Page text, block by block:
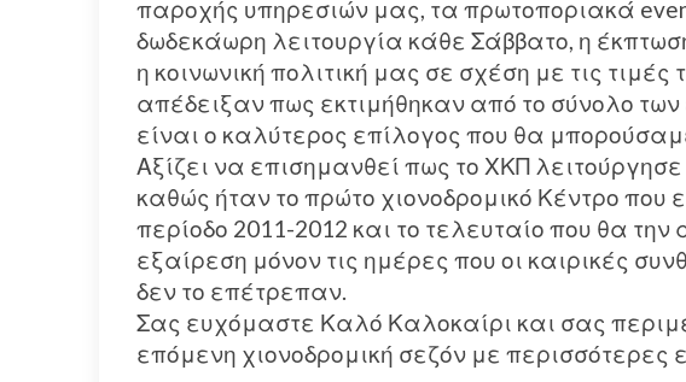
παροχής υπηρεσιών μας, τα πρωτοποριακά
δωδεκάωρη λειτουργία κάθε Σάββατο, η
η κοινωνική πολιτική μας σε σχέση με τις τιμές
απέδειξαν πως εκτιμήθηκαν από το σύνολο
είναι ο καλύτερος επίλογος που θα
Αξίζει να επισημανθεί πως το ΧΚΠ
καθώς ήταν το πρώτο χιονοδρομικό Κέντρο που
περίοδο 2011-2012 και το τελευταίο που θα την
εξαίρεση μόνον τις ημέρες που οι καιρικές
δεν το επέτρεπαν.
Σας ευχόμαστε Καλό Καλοκαίρι και σας
επόμενη χιονοδρομική σεζόν με περισσότερες